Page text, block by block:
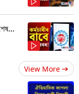
View More